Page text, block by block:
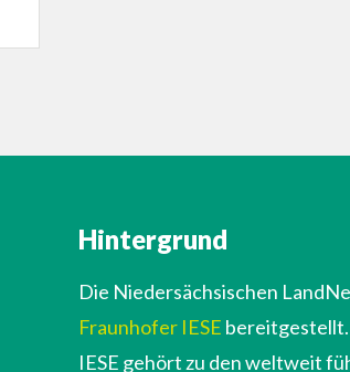
Hintergrund
Die Niedersächsischen
Fraunhofer IESE
IESE gehört zu den weltweit